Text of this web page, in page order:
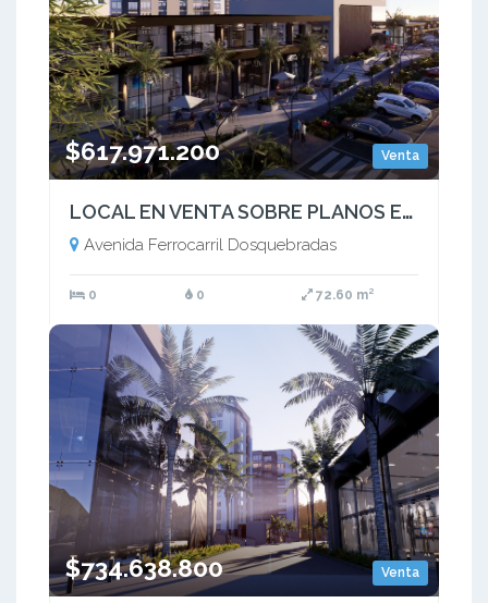
Venta
$617.971.200
LOCAL EN VENTA SOBRE PLANOS EN MALL, DOSQUEBRADAS  AV. FERROCARRIL
Avenida Ferrocarril Dosquebradas
0 0 72.60 m²
Venta
$734.638.800